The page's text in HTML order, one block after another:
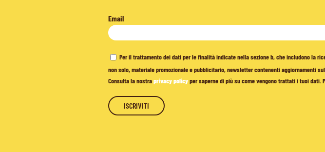
Email
Per il trattamento dei dati per le finalità indicate nella sezione b, che includono la
non solo, materiale promozionale e pubblicitario, newsletter contenenti aggiornamenti
Consulta la nostraprivacy policyper saperne di più su come vengono trattati i tuoi